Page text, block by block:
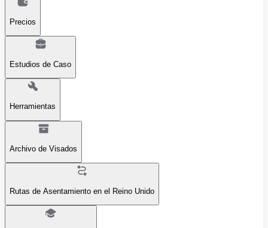
Precios
Estudios de Caso
Herramientas
Archivo de Visados
Rutas de Asentamiento en el Reino Unido